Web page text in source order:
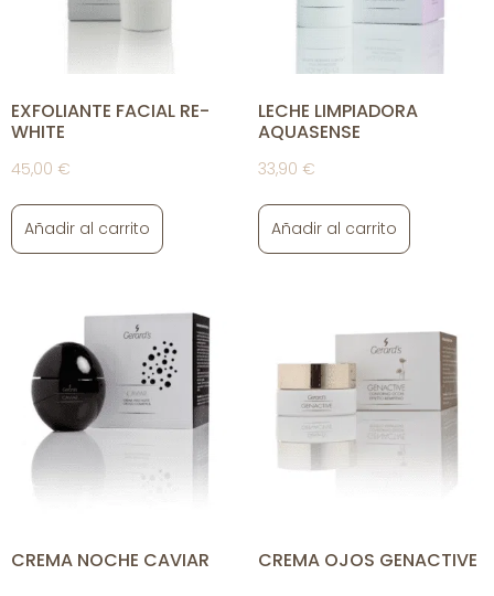
EXFOLIANTE FACIAL RE-
WHITE
45,00 €
Añadir al carrito
LECHE LIMPIADORA
AQUASENSE
33,90 €
Añadir al carrito
CREMA NOCHE CAVIAR CREMA OJOS GENACTIVE